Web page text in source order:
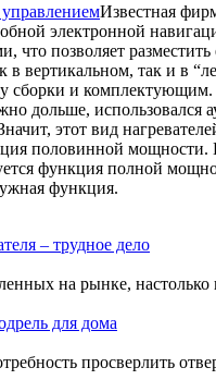
Известная
электронной
что позволяет
вертикальном, так и в
сборки и
дольше,
этот вид
половинной мощности.
функция полной
функция.
– трудное дело
на рынке,
для дома
просверлить